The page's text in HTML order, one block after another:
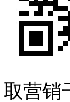
取营销